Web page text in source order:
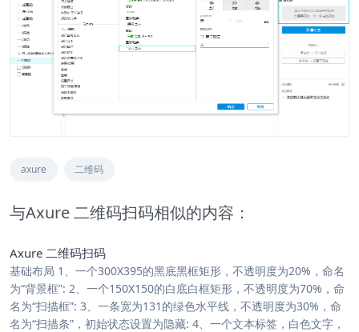
axure 二维码
与Axure 二维码扫码相似的内容：
Axure 二维码扫码
基础布局 1、一个300X395的黑底黑框矩形，不透明度为20%，命名
为“背景框”: 2、一个150X150的白底白框矩形，不透明度为70%，命
名为“扫描框”: 3、一条宽为131的绿色水平线，不透明度为30%，命
名为“扫描条”，初始状态设置为隐藏: 4、一个文本标签，白色文字，